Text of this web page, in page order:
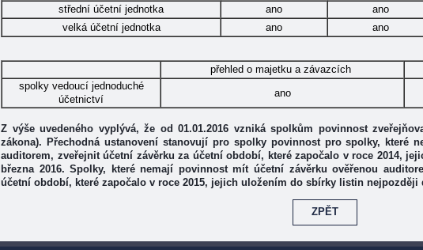
střední účetní jednotka
ano ano
velká účetní jednotka
ano ano
přehled o majetku a závazcích
spolky vedoucí jednoduché
účetnictví
ano
Z výše uvedeného vyplývá, že od 01.01.2016 vzniká spolkům povinnost
zákona). Přechodná ustanovení stanovují pro spolky povinnost pro spolky, které
auditorem, zveřejnit účetní závěrku za účetní období, které započalo v roce 2014,
března 2016. Spolky, které nemají povinnost mít účetní závěrku ověřenou
účetní období, které započalo v roce 2015, jejich uložením do sbírky listin nejpozději
ZPĚT